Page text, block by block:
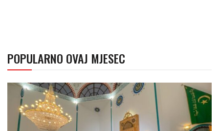
POPULARNO OVAJ MJESEC